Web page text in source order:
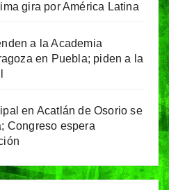
gira por América Latina
a la Academia
en Puebla; piden a la
en Acatlán de Osorio se
Congreso espera